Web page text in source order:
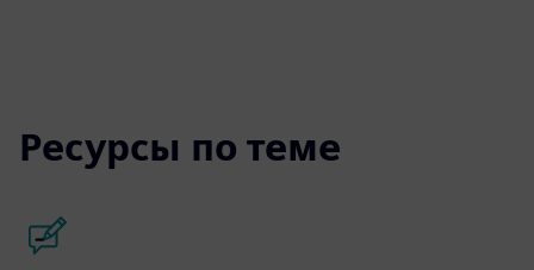
Ресурсы по теме